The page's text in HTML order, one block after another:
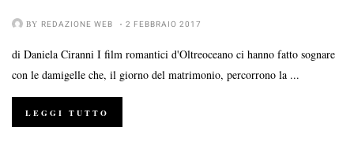
BY REDAZIONE WEB 2 FEBBRAIO 2017
di Daniela Ciranni I film romantici d'Oltreoceano ci hanno fatto sognare
con le damigelle che, il giorno del matrimonio, percorrono la ...
LEGGI TUTTO